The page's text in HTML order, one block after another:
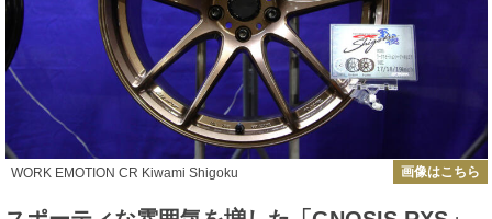
WORK EMOTION CR Kiwami Shigoku 画像はこちら